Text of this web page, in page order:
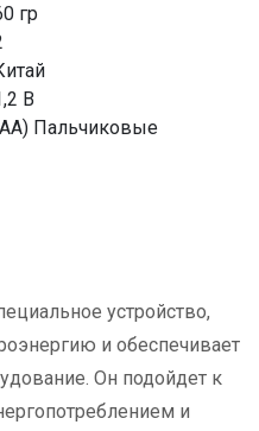
гр
В
Пальчиковые
устройство,
и обеспечивает
Он подойдет к
и